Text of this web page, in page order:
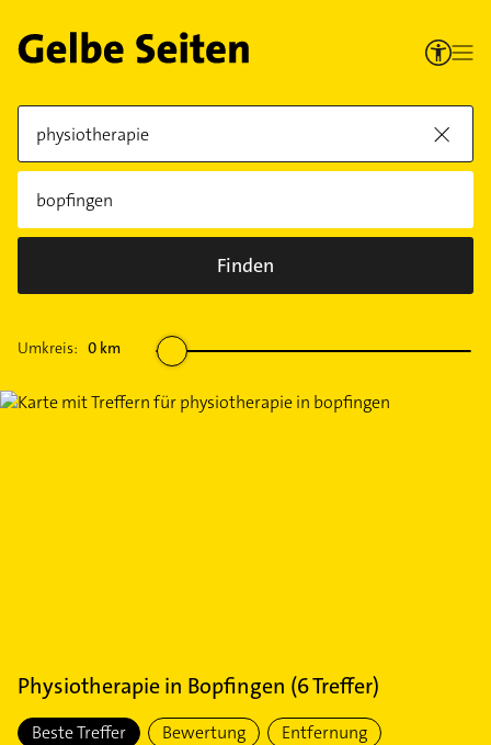
Finden
Umkreis: 0 km
Physiotherapiein Bopfingen (6Treffer)
Beste Treffer Bewertung Entfernung